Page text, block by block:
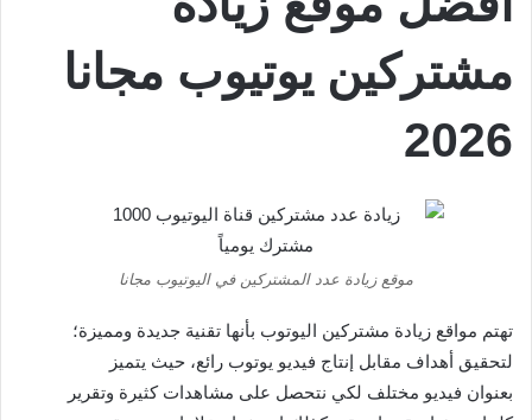
مشتركين يوتيوب مجانا
2026
موقع زيادة عدد المشتركين في اليوتيوب مجانا
تهتم مواقع زيادة مشتركين اليوتوب بأنها تقنية جديدة ومميزة؛
لتحقيق أهداف مقابل إنتاج فيديو يوتوب رائع، حيث يتميز
بعنوان فيديو مختلف لكي نتحصل على مشاهدات كثيرة وتقرير